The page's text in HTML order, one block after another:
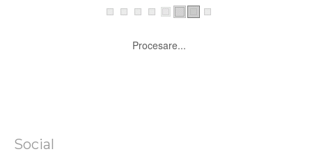
Procesare...
Social